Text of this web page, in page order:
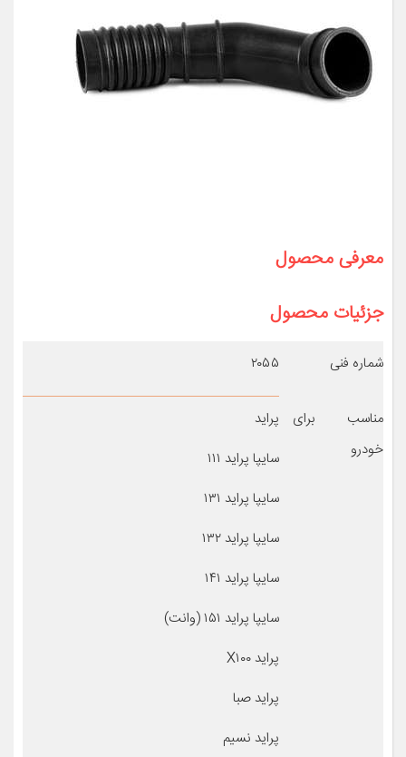
معرفی محصول
جزئیات محصول
شماره فنی ۲۰۵۵
مناسب برای
خودرو
پراید
سایپا پراید ۱۱۱
سایپا پراید ۱۳۱
سایپا پراید ۱۳۲
سایپا پراید ۱۴۱
سایپا پراید ۱۵۱ (وانت)
پراید X۱۰۰
پراید صبا
پراید نسیم